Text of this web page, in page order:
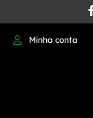
Minha conta